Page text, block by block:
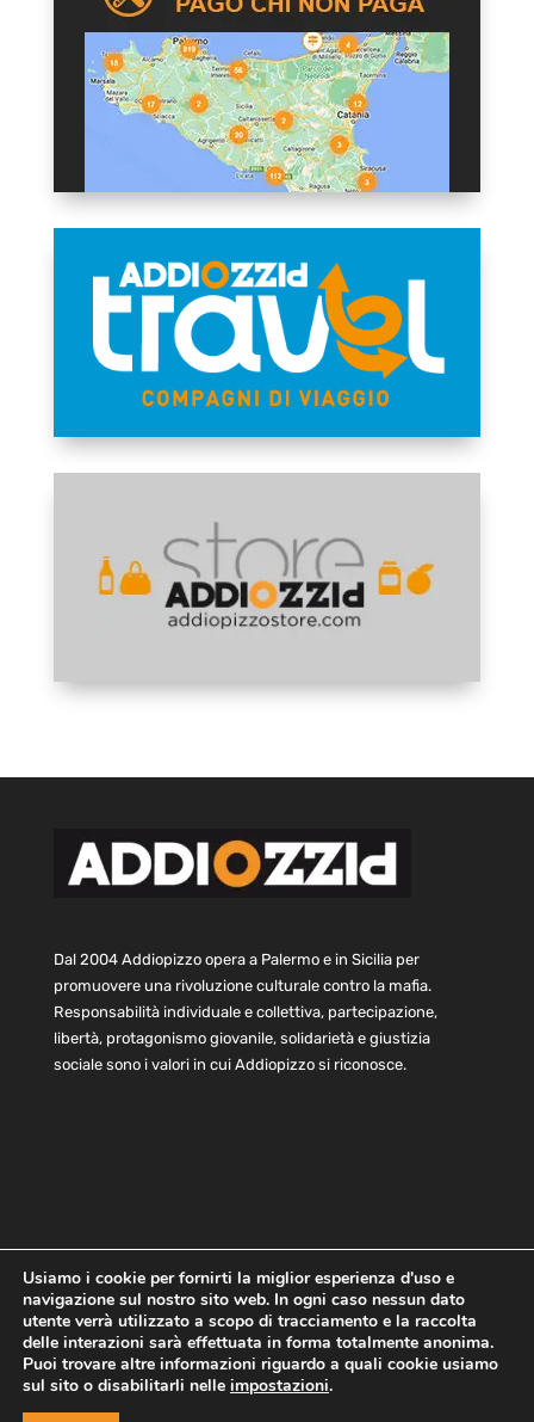
Dal 2004 Addiopizzo opera a Palermo e in Sicilia per
promuovere una rivoluzione culturale contro la mafia.
Responsabilità individuale e collettiva, partecipazione,
libertà, protagonismo giovanile, solidarietà e giustizia
sociale sono i valori in cui Addiopizzo si riconosce.
Home Statuto e bilancio
Contatti
Privacy
Cookie Child Protection Policy
Copyright © 2021 AddioPizzo | Tutti i diritti riservati | Sede
Usiamo i cookie per fornirti la miglior esperienza d'uso e
navigazione sul nostro sito web. In ogni caso nessun dato
utente verrà utilizzato a scopo di tracciamento e la raccolta
delle interazioni sarà effettuata in forma totalmente anonima.
Puoi trovare altre informazioni riguardo a quali cookie usiamo
sul sito o disabilitarli nelle impostazioni.